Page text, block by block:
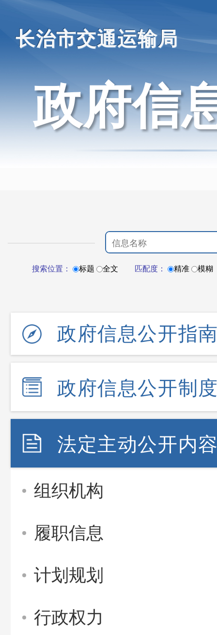
长治市交通运输局
政府信
搜索位置： 标题 全文 匹配度： 精准 模糊
政府信息公开指
政府信息公开制
法定主动公开内
组织机构
履职信息
计划规划
行政权力